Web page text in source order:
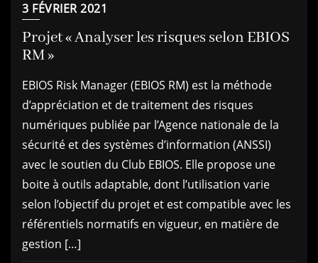
3 FÉVRIER 2021
Projet « Analyser les risques selon EBIOS
RM »
EBIOS Risk Manager (EBIOS RM) est la méthode
d’appréciation et de traitement des risques
numériques publiée par l’Agence nationale de la
sécurité et des systèmes d’information (ANSSI)
avec le soutien du Club EBIOS. Elle propose une
boite à outils adaptable, dont l’utilisation varie
selon l’objectif du projet et est compatible avec les
référentiels normatifs en vigueur, en matière de
gestion […]